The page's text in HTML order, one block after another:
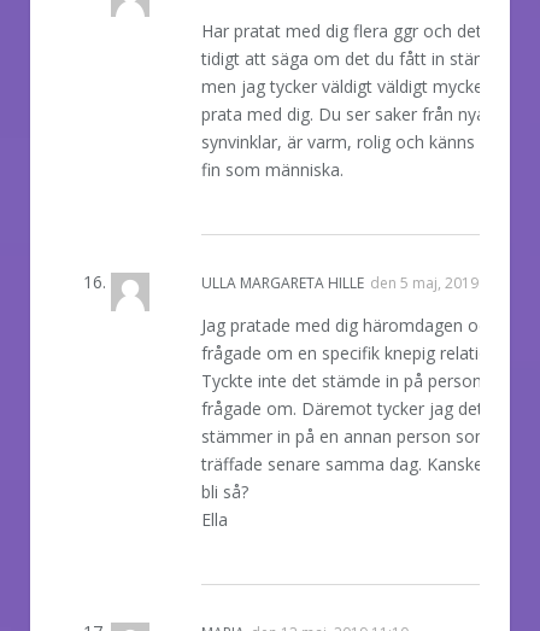
Har pratat med dig flera ggr och det är för
tidigt att säga om det du fått in stämmer
men jag tycker väldigt väldigt mycket om
prata med dig. Du ser saker från nya
synvinklar, är varm, rolig och känns genuint
fin som människa.
ULLA MARGARETA HILLE den 5 maj, 2019 12:15
Jag pratade med dig häromdagen och
frågade om en specifik knepig relation.
Tyckte inte det stämde in på personen jag
frågade om. Däremot tycker jag det
stämmer in på en annan person som jag
träffade senare samma dag. Kanske det
bli så?
Ella